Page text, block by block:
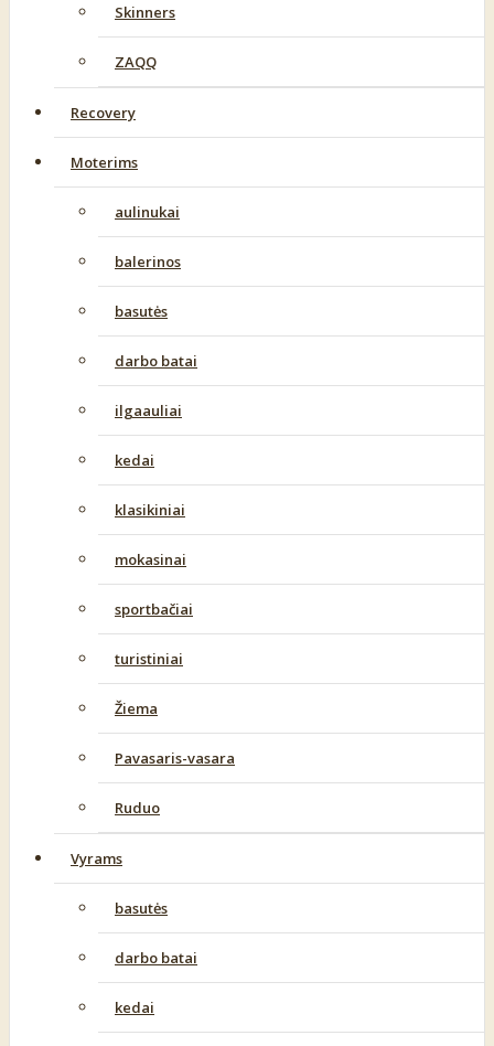
Skinners
ZAQQ
Recovery
Moterims
aulinukai
balerinos
basutės
darbo batai
ilgaauliai
kedai
klasikiniai
mokasinai
sportbačiai
turistiniai
Žiema
Pavasaris-vasara
Ruduo
Vyrams
basutės
darbo batai
kedai